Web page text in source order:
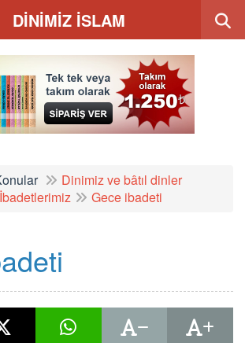
DİNİMİZ İSLAM
Dinimiz ve bâtıl dinler
İbadetlerimiz Gece ibadeti